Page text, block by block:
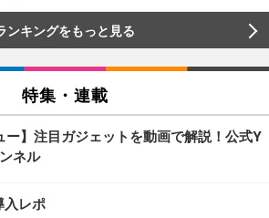
ンキングをもっと見る
特集・連載
ー】注目ガジェットを動画で解説！公式Y
ネル
入レポ